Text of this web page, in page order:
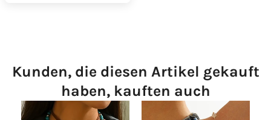
Kunden, die diesen Artikel gekauft
haben, kauften auch